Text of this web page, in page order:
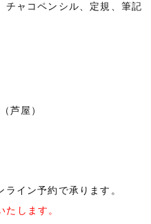
チャコペンシル、定規、筆記
芦屋）
イン予約で承ります。
します。